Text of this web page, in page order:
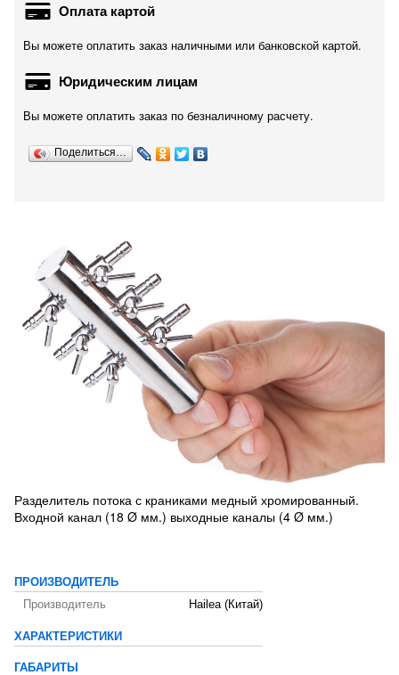
Оплата картой
Вы можете оплатить заказ наличными или банковской картой.
Юридическим лицам
Вы можете оплатить заказ по безналичному расчету.
Поделиться…
Разделитель потока с краниками медный хромированный.
Входной канал (18 Ø мм.) выходные каналы (4 Ø мм.)
ПРОИЗВОДИТЕЛЬ
Производитель
Hailea (Китай)
ХАРАКТЕРИСТИКИ
ГАБАРИТЫ